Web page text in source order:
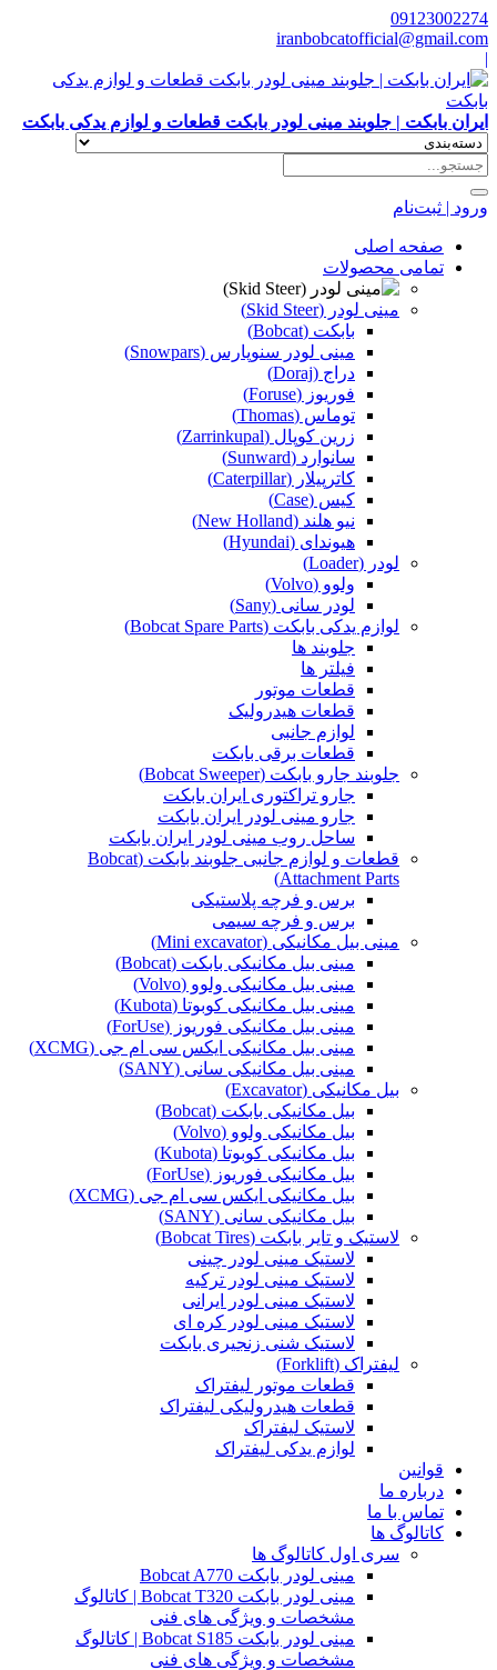
09123002274
iranbobcatofficial@gmail.com
|
ایران بابکت | جلوبند مینی لودر بابکت قطعات و لوازم یدکی بابکت
ورود | ثبت‌نام
صفحه اصلی
تمامی محصولات
مینی لودر (Skid Steer)
بابکت (Bobcat)
مینی لودر سنوپارس (Snowpars)
دراج (Doraj)
فوریوز (Foruse)
توماس (Thomas)
زرین کوپال (Zarrinkupal)
سانوارد (Sunward)
کاترپیلار (Caterpillar)
کیس (Case)
نیو هلند (New Holland)
هیوندای (Hyundai)
لودر (Loader)
ولوو (Volvo)
لودر سانی (Sany)
لوازم یدکی بابکت (Bobcat Spare Parts)
جلوبند ها
فیلتر ها
قطعات موتور
قطعات هیدرولیک
لوازم جانبی
قطعات برقی بابکت
جلوبند جارو بابکت (Bobcat Sweeper)
جارو تراکتوری ایران بابکت
جارو مینی لودر ایران بابکت
ساحل روب مینی لودر ایران بابکت
قطعات و لوازم جانبی جلوبند بابکت (Bobcat
Attachment Parts)
برس و فرچه پلاستیکی
برس و فرچه سیمی
مینی بیل مکانیکی (Mini excavator)
مینی بیل مکانیکی بابکت (Bobcat)
مینی بیل مکانیکی ولوو (Volvo)
مینی بیل مکانیکی کوبوتا (Kubota)
مینی بیل مکانیکی فوریوز (ForUse)
مینی بیل مکانیکی ایکس سی ام جی (XCMG)
مینی بیل مکانیکی سانی (SANY)
بیل مکانیکی (Excavator)
بیل مکانیکی بابکت (Bobcat)
بیل مکانیکی ولوو (Volvo)
بیل مکانیکی کوبوتا (Kubota)
بیل مکانیکی فوریوز (ForUse)
بیل مکانیکی ایکس سی ام جی (XCMG)
بیل مکانیکی سانی (SANY)
لاستیک و تایر بابکت (Bobcat Tires)
لاستیک مینی لودر چینی
لاستیک مینی لودر ترکیه
لاستیک مینی لودر ایرانی
لاستیک مینی لودر کره ای
لاستیک شنی زنجیری بابکت
لیفتراک (Forklift)
قطعات موتور لیفتراک
قطعات هیدرولیکی لیفتراک
لاستیک لیفتراک
لوازم یدکی لیفتراک
قوانین
درباره ما
تماس با ما
کاتالوگ ها
سری اول کاتالوگ ها
مینی لودر بابکت Bobcat A770
مینی لودر بابکت Bobcat T320 | کاتالوگ
مشخصات و ویژگی های فنی
مینی لودر بابکت Bobcat S185 | کاتالوگ
مشخصات و ویژگی های فنی